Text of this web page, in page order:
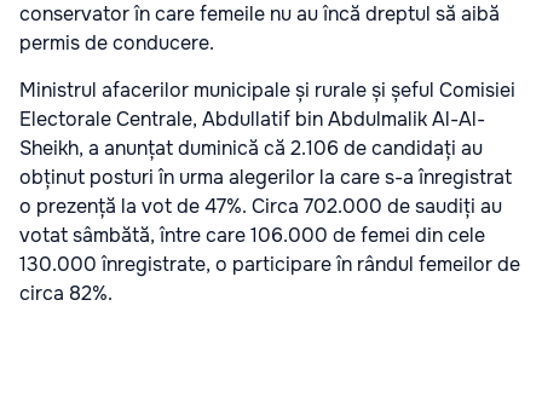
conservator în care femeile nu au încă dreptul să aibă
permis de conducere.
Ministrul afacerilor municipale și rurale și șeful Comisiei
Electorale Centrale, Abdullatif bin Abdulmalik Al-Al-
Sheikh, a anunțat duminică că 2.106 de candidați au
obținut posturi în urma alegerilor la care s-a înregistrat
o prezență la vot de 47%. Circa 702.000 de saudiți au
votat sâmbătă, între care 106.000 de femei din cele
130.000 înregistrate, o participare în rândul femeilor de
circa 82%.